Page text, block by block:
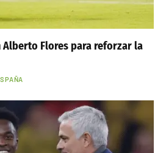
Alberto Flores para reforzar la